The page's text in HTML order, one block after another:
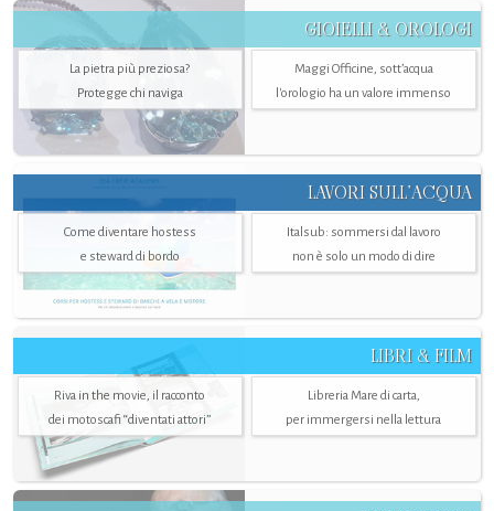
GIOIELLI & OROLOGI
La pietra più preziosa?
Protegge chi naviga
Maggi Officine, sott’acqua
l'orologio ha un valore immenso
LAVORI SULL’ACQUA
Come diventare hostess
e steward di bordo
Italsub: sommersi dal lavoro
non è solo un modo di dire
LIBRI & FILM
Riva in the movie, il racconto
dei motoscafi “diventati attori”
Libreria Mare di carta,
per immergersi nella lettura